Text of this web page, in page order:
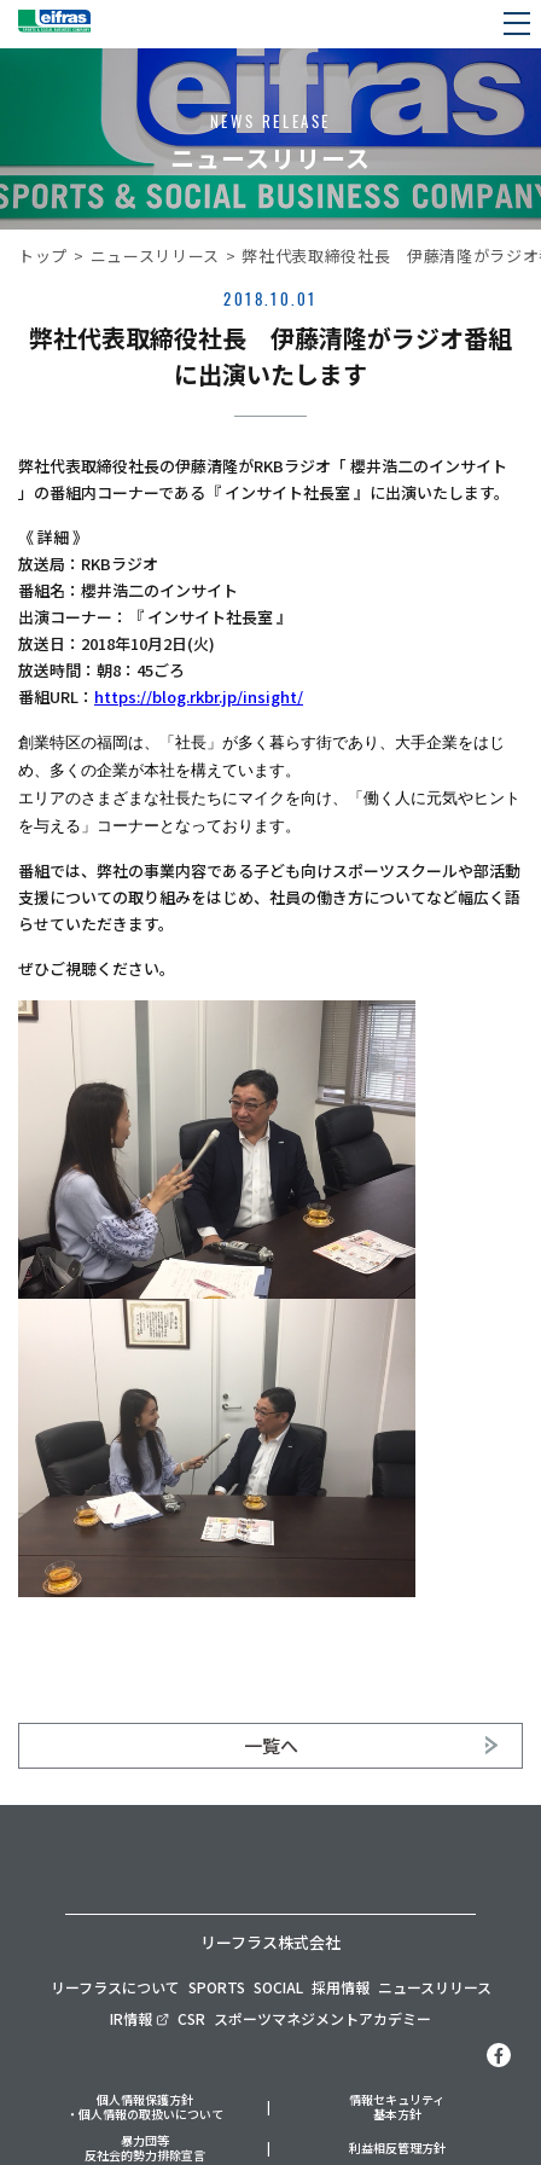
NEWS RELEASE
ニュースリリース
トップ > ニュースリリース > 弊社代表取締役社長 伊藤清隆がラジ
2018.10.01
弊社代表取締役社長 伊藤清隆がラジオ番組
に出演いたします
弊社代表取締役社長の伊藤清隆がRKBラジオ「 櫻井浩二のインサイト
」の番組内コーナーである『 インサイト社長室 』に出演いたします。
《 詳細 》
放送局：RKBラジオ
番組名：櫻井浩二のインサイト
出演コーナー：『 インサイト社長室 』
放送日：2018年10月2日(火)
放送時間：朝8：45ごろ
番組URL： https://blog.rkbr.jp/insight/
創業特区の福岡は、「社長」が多く暮らす街であり、大手企業をはじ
め、多くの企業が本社を構えています。
エリアのさまざまな社長たちにマイクを向け、「働く人に元気やヒント
を与える」コーナーとなっております。
番組では、弊社の事業内容である子ども向けスポーツスクールや部活動
支援についての取り組みをはじめ、社員の働き方についてなど幅広く語
らせていただきます。
ぜひご視聴ください。
一覧へ
リーフラス株式会社
リーフラスについて SPORTS SOCIAL 採用情報 ニュースリリース
IR情報
CSR スポーツマネジメントアカデミー
個人情報保護方針
・個人情報の取扱いについて
情報セキュリティ
基本方針
暴力団等
反社会的勢力排除宣言
利益相反管理方針